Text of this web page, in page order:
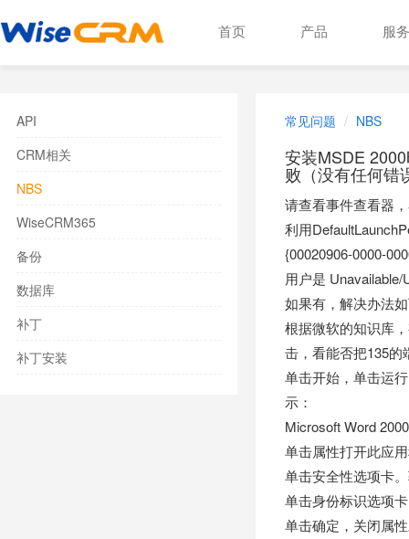
首页 产品 服务
API
CRM相关
NBS
WiseCRM365
备份
数据库
补丁
补丁安装
常见问题 NBS
安装MSDE
败（没有任何错
请查看事件查看器
利用
{00020906-0000-
用户是
如果有，解决办法
根据微软的知识库
击，看能否把135的
单击开始，单击运
示：
Microsoft Word
单击属性打开此应
单击安全性选项卡
单击身份标识选项
单击确定，关闭属